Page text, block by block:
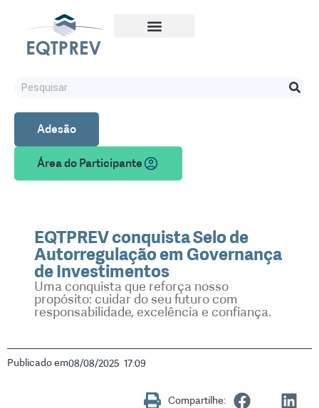
Adesão
Área do Participante
EQTPREV conquista Selo de
Autorregulação em Governança
de Investimentos
Uma conquista que reforça nosso
propósito: cuidar do seu futuro com
responsabilidade, excelência e confiança.
Publicado em08/08/2025 17:09
Compartilhe: